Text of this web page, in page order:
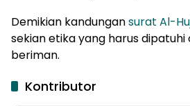
Demikian kandungansurat Al-
sekian etika yang harus
beriman.
Kontributor